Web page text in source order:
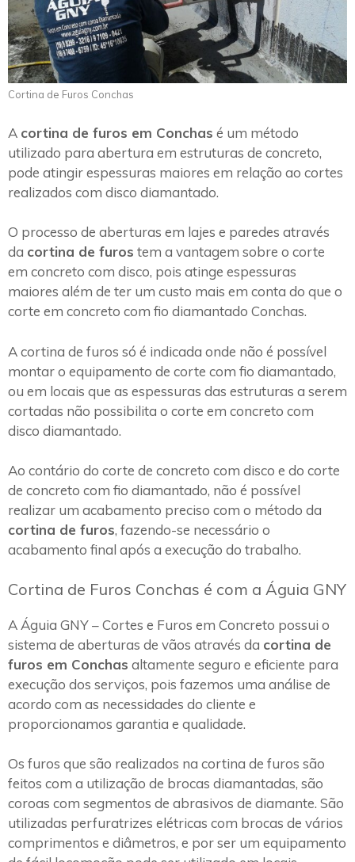
Cortina de Furos Conchas
A cortina de furos em Conchas é um método
utilizado para abertura em estruturas de concreto,
pode atingir espessuras maiores em relação ao cortes
realizados com disco diamantado.
O processo de aberturas em lajes e paredes através
da cortina de furos tem a vantagem sobre o corte
em concreto com disco, pois atinge espessuras
maiores além de ter um custo mais em conta do que o
corte em concreto com fio diamantado Conchas.
A cortina de furos só é indicada onde não é possível
montar o equipamento de corte com fio diamantado,
ou em locais que as espessuras das estruturas a serem
cortadas não possibilita o corte em concreto com
disco diamantado.
Ao contário do corte de concreto com disco e do corte
de concreto com fio diamantado, não é possível
realizar um acabamento preciso com o método da
cortina de furos, fazendo-se necessário o
acabamento final após a execução do trabalho.
Cortina de Furos Conchas é com a Águia GNY
A Águia GNY – Cortes e Furos em Concreto possui o
sistema de aberturas de vãos através da cortina de
furos em Conchas altamente seguro e eficiente para
execução dos serviços, pois fazemos uma análise de
acordo com as necessidades do cliente e
proporcionamos garantia e qualidade.
Os furos que são realizados na cortina de furos são
feitos com a utilização de brocas diamantadas, são
coroas com segmentos de abrasivos de diamante. São
utilizadas perfuratrizes elétricas com brocas de vários
comprimentos e diâmetros, e por ser um equipamento